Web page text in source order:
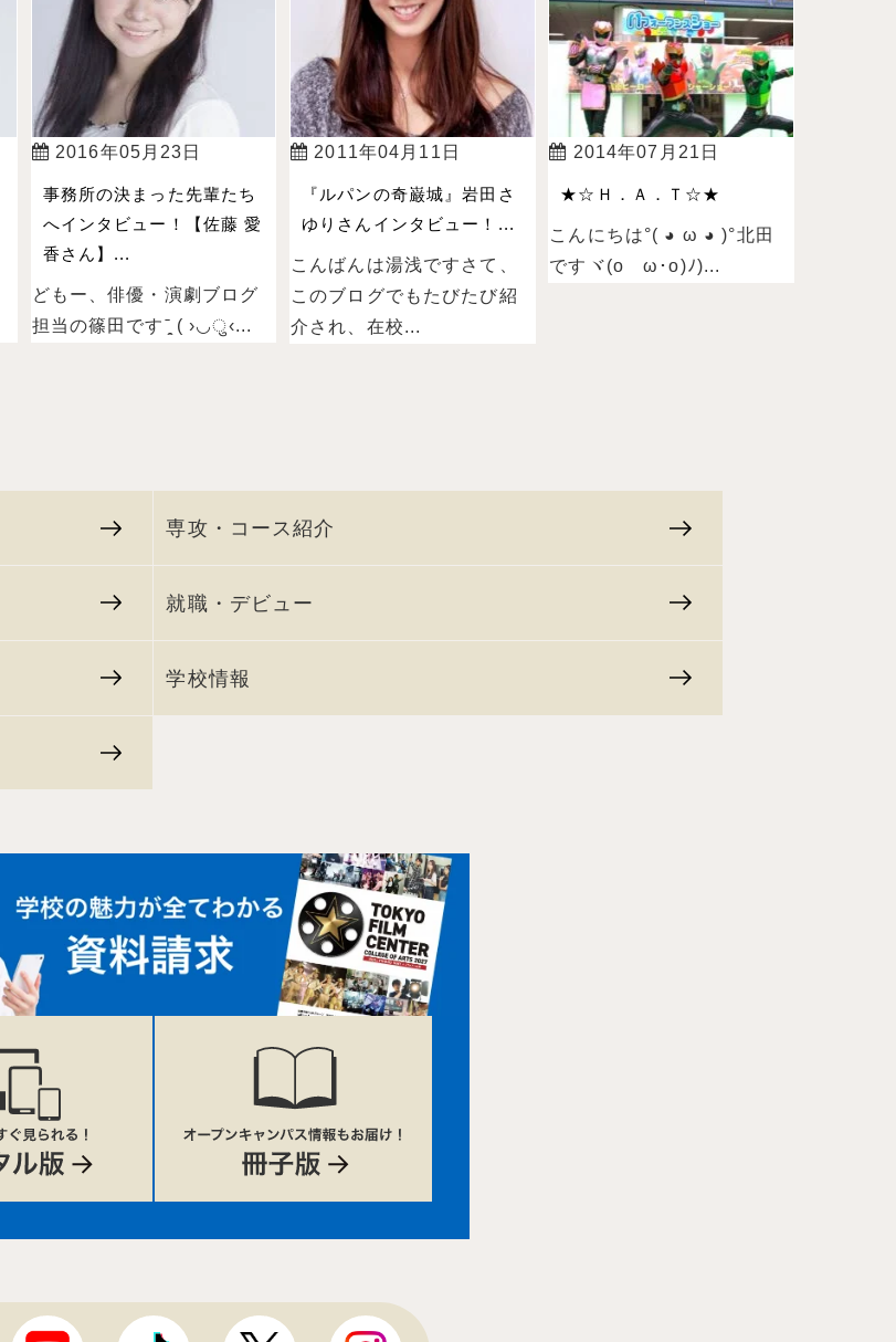
2016年05月23日
事務所の決まった先輩たち
へインタビュー！【佐藤 愛
香さん】...
どもー、俳優・演劇ブログ
担当の篠田ですˉ̞̭ ( ›◡ु‹...
2011年04月11日
『ルパンの奇巌城』岩田さ
ゆりさんインタビュー！...
こんばんは湯浅ですさて、
このブログでもたびたび紹
介され、在校...
2014年07月21日
★☆Ｈ．Ａ．Ｔ☆★
こんにちは°( ◕ ω ◕ )°北田
ですヾ(oゝω･o)ﾉ)...
専攻・コース紹介
就職・デビュー
学校情報